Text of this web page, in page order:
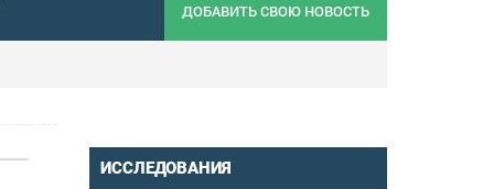
ДОБАВИТЬ СВОЮ НОВОСТЬ
ИССЛЕДОВАНИЯ